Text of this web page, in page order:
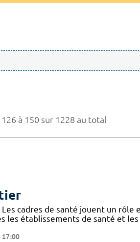
à 150 sur 1228 au total
cadres de santé jouent un
les établissements de santé et